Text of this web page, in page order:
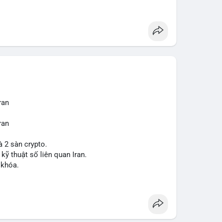
này? Hãy cùng theo dõi các phân tích chuyên
2 sàn crypto.
thuật số liên quan Iran.